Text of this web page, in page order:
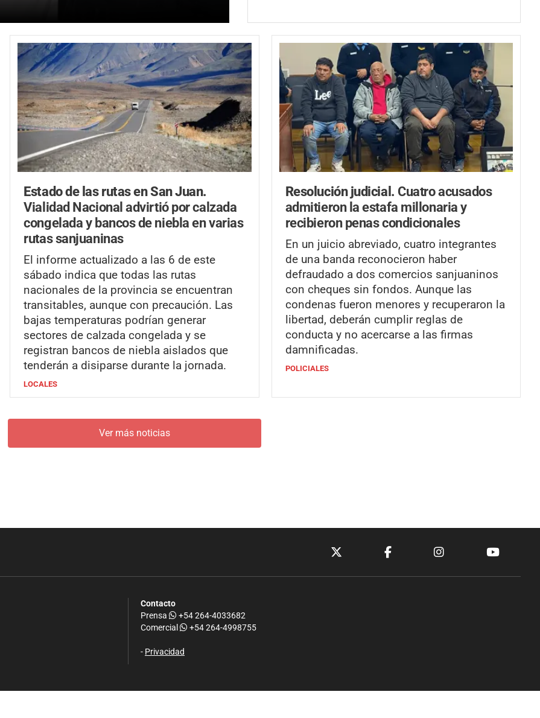
Estado de las rutas en San Juan.
Vialidad Nacional advirtió por calzada
congelada y bancos de niebla en varias
rutas sanjuaninas
El informe actualizado a las 6 de este
sábado indica que todas las rutas
nacionales de la provincia se encuentran
transitables, aunque con precaución. Las
bajas temperaturas podrían generar
sectores de calzada congelada y se
registran bancos de niebla aislados que
tenderán a disiparse durante la jornada.
LOCALES
Resolución judicial. Cuatro acusados
admitieron la estafa millonaria y
recibieron penas condicionales
En un juicio abreviado, cuatro integrantes
de una banda reconocieron haber
defraudado a dos comercios sanjuaninos
con cheques sin fondos. Aunque las
condenas fueron menores y recuperaron la
libertad, deberán cumplir reglas de
conducta y no acercarse a las firmas
damnificadas.
POLICIALES
Ver más noticias
Contacto
Prensa
+54 264-4033682
Comercial
+54 264-4998755
- Privacidad